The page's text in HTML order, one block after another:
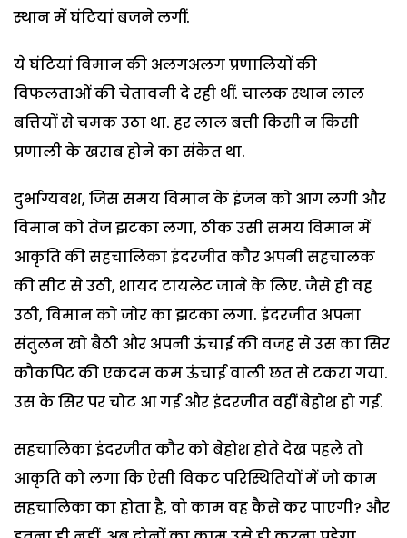
स्थान में घंटियां बजने लगीं.
ये घंटियां विमान की अलगअलग प्रणालियों की
विफलताओं की चेतावनी दे रही थीं. चालक स्थान लाल
बत्तियों से चमक उठा था. हर लाल बत्ती किसी न किसी
प्रणाली के खराब होने का संकेत था.
दुर्भाग्यवश, जिस समय विमान के इंजन को आग लगी और
विमान को तेज झटका लगा, ठीक उसी समय विमान में
आकृति की सहचालिका इंदरजीत कौर अपनी सहचालक
की सीट से उठी, शायद टायलेट जाने के लिए. जैसे ही वह
उठी, विमान को जोर का झटका लगा. इंदरजीत अपना
संतुलन खो बैठी और अपनी ऊंचाई की वजह से उस का सिर
कौकपिट की एकदम कम ऊंचाई वाली छत से टकरा गया.
उस के सिर पर चोट आ गई और इंदरजीत वहीं बेहोश हो गई.
सहचालिका इंदरजीत कौर को बेहोश होते देख पहले तो
आकृति को लगा कि ऐसी विकट परिस्थितियों में जो काम
सहचालिका का होता है, वो काम वह कैसे कर पाएगी? और